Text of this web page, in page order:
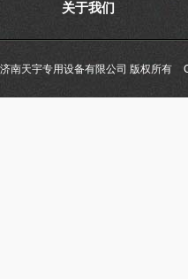
关于我们
济南天宇专用设备有限公司 版权所有